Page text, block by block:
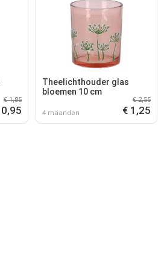
€ 1,85
0,95
Theelichthouder glas
bloemen 10 cm
4 maanden
€ 2,55
€ 1,25